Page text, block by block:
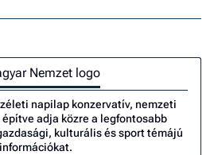
napilap konzervatív, nemzeti
adja közre a legfontosabb
kulturális és sport témájú
információkat.